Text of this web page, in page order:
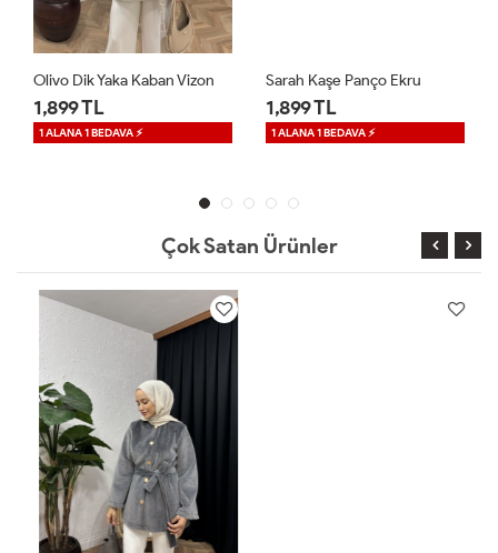
Olivo Dik Yaka Kaban Vizon
1,899 TL
1 ALANA 1 BEDAVA ⚡
Sarah Kaşe Panço Ekru
1,899 TL
1 ALANA 1 BEDAVA ⚡
Çok Satan Ürünler